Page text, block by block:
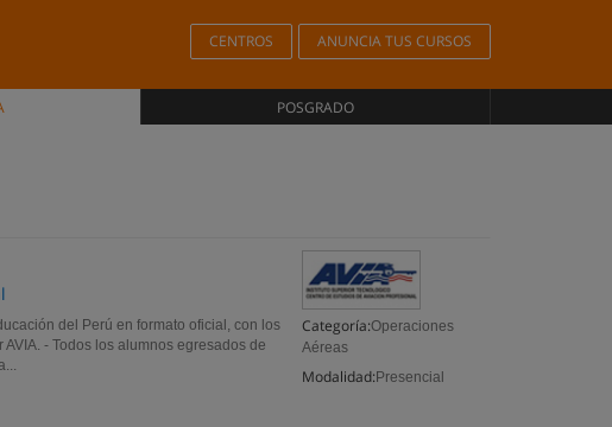
CENTROS ANUNCIA TUS CURSOS
POSGRADO
Categoría:Operaciones
Aéreas
Modalidad: Presencial
del Perú en formato oficial, con los
- Todos los alumnos egresados de